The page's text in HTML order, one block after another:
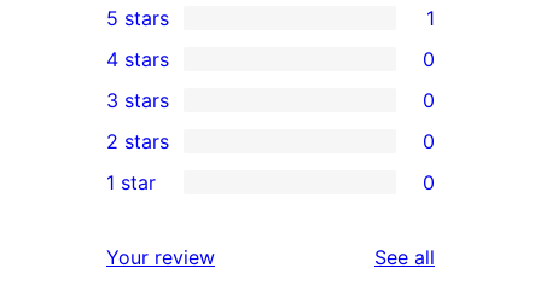
1
5-
star
review
5 stars 1
4-
star
reviews
4 stars 0
0
3-
star
3 stars 0
2-
reviews
2 stars 0
star
1 star 0
Your review See all